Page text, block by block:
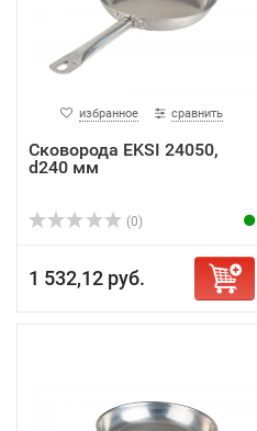
избранное сравнить
Сковорода EKSI 24050,
d240 мм
(0)
1 532,12 руб.